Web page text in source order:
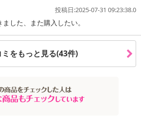
コードなど、お届け商品と多少異なる場
原料原産地表示制度]の経過措置期間の終
た上でお申込みください。なお、本理由
投稿日:2025-07-31 09:23:38.0
した、また購入したい。
ミをもっと見る(43件)